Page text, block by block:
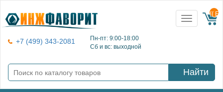
+7 (499) 343-2081
Пн-пт: 9:00-18:00
Сб и вс: выходной
Toggle
navigation
{{
Найти